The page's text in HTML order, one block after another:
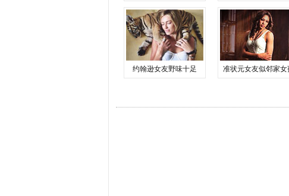
约翰逊女友野味十足 准状元女友似邻家女